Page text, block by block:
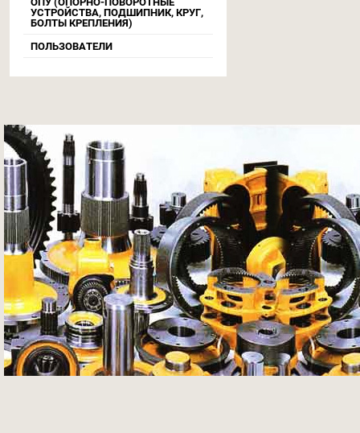
УСТРОЙСТВА, ПОДШИПНИК, КРУГ,
БОЛТЫ КРЕПЛЕНИЯ)
ПОЛЬЗОВАТЕЛИ